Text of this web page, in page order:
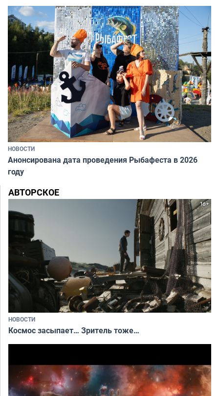
НОВОСТИ
Анонсирована дата проведения Рыбафеста в 2026
году
АВТОРСКОЕ
НОВОСТИ
Космос засыпает… Зритель тоже…